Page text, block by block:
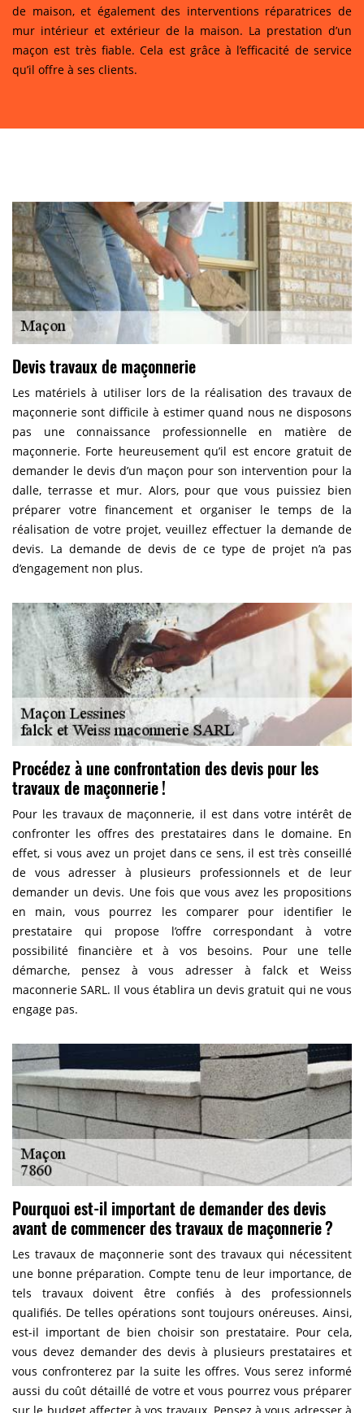
de maison, et également des interventions réparatrices de
mur intérieur et extérieur de la maison. La prestation d’un
maçon est très fiable. Cela est grâce à l’efficacité de service
qu’il offre à ses clients.
Devis travaux de maçonnerie
Les matériels à utiliser lors de la réalisation des travaux de
maçonnerie sont difficile à estimer quand nous ne disposons
pas une connaissance professionnelle en matière de
maçonnerie. Forte heureusement qu’il est encore gratuit de
demander le devis d’un maçon pour son intervention pour la
dalle, terrasse et mur. Alors, pour que vous puissiez bien
préparer votre financement et organiser le temps de la
réalisation de votre projet, veuillez effectuer la demande de
devis. La demande de devis de ce type de projet n’a pas
d’engagement non plus.
Procédez à une confrontation des devis pour les
travaux de maçonnerie !
Pour les travaux de maçonnerie, il est dans votre intérêt de
confronter les offres des prestataires dans le domaine. En
effet, si vous avez un projet dans ce sens, il est très conseillé
de vous adresser à plusieurs professionnels et de leur
demander un devis. Une fois que vous avez les propositions
en main, vous pourrez les comparer pour identifier le
prestataire qui propose l’offre correspondant à votre
possibilité financière et à vos besoins. Pour une telle
démarche, pensez à vous adresser à falck et Weiss
maconnerie SARL. Il vous établira un devis gratuit qui ne vous
engage pas.
Pourquoi est-il important de demander des devis
avant de commencer des travaux de maçonnerie ?
Les travaux de maçonnerie sont des travaux qui nécessitent
une bonne préparation. Compte tenu de leur importance, de
tels travaux doivent être confiés à des professionnels
qualifiés. De telles opérations sont toujours onéreuses. Ainsi,
est-il important de bien choisir son prestataire. Pour cela,
vous devez demander des devis à plusieurs prestataires et
vous confronterez par la suite les offres. Vous serez informé
aussi du coût détaillé de votre et vous pourrez vous préparer